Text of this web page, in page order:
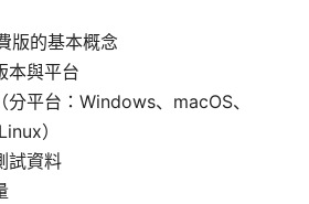
版的基本概念
本與平台
分平台：Windows、macOS、
）
試資料